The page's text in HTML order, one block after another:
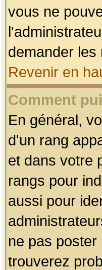
vous ne
demander
Revenir en
Comment
En général,
d'un rang
et dans votre
rangs pour
aussi pour
ne pas
trouverez